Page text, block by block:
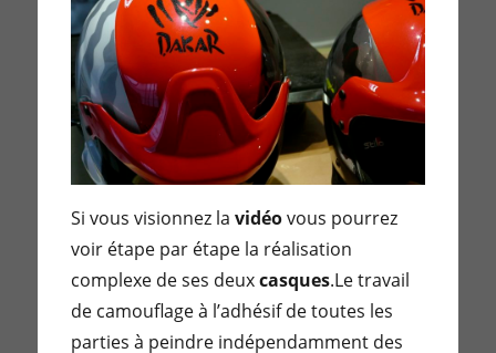
Si vous visionnez la vidéovous pourrez
voir étape par étape la réalisation
complexe de ses deuxcasques.Le travail
de camouflage à l’adhésif de toutes les
parties à peindre indépendamment des